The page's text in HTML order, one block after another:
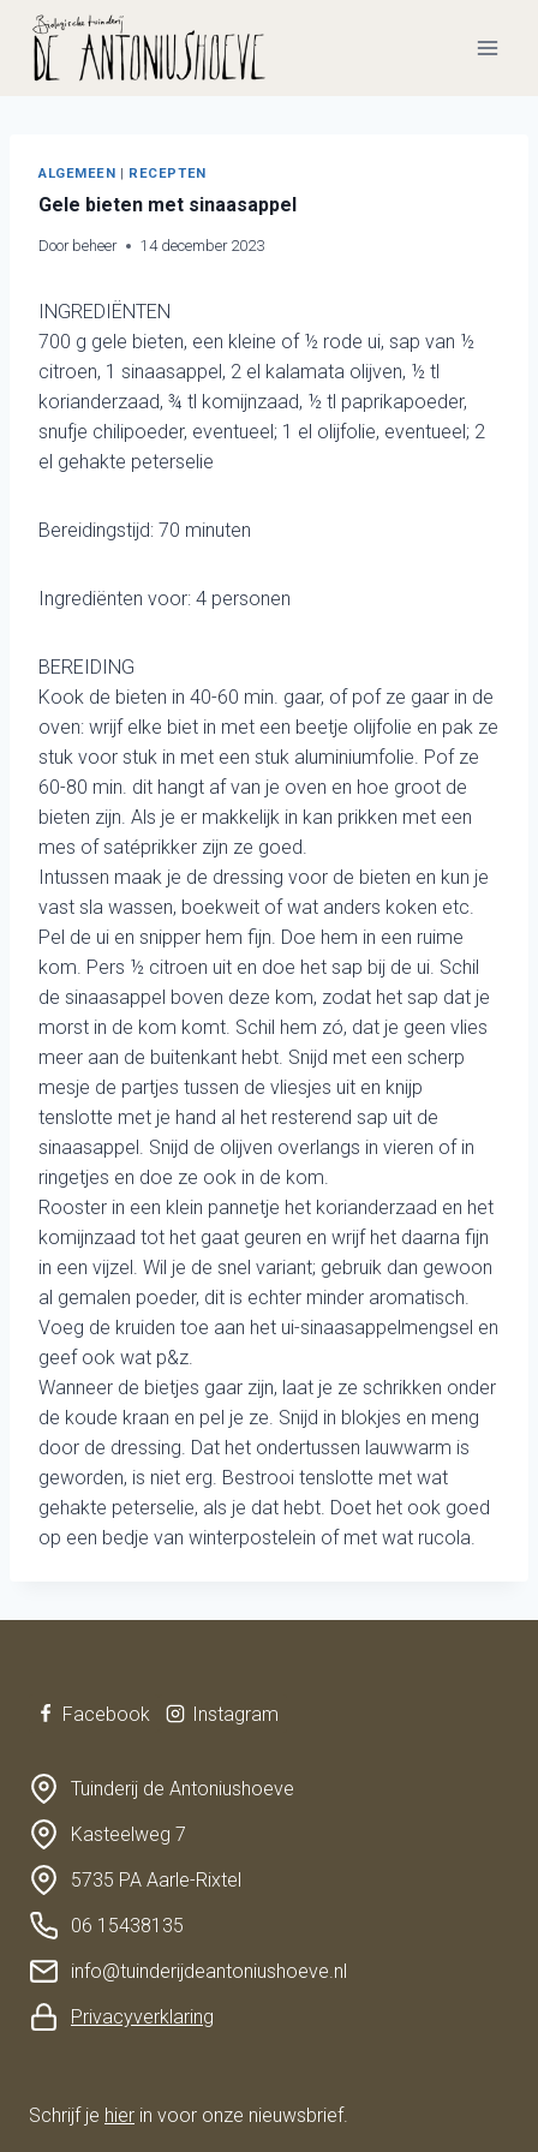
Doorgaan
naar
inhoud
ALGEMEEN | RECEPTEN
Gele bieten met sinaasappel
Door beheer 14 december 2023
INGREDIËNTEN
700 g gele bieten, een kleine of ½ rode ui, sap van ½
citroen, 1 sinaasappel, 2 el kalamata olijven, ½ tl
korianderzaad, ¾ tl komijnzaad, ½ tl paprikapoeder,
snufje chilipoeder, eventueel; 1 el olijfolie, eventueel; 2
el gehakte peterselie
Bereidingstijd: 70 minuten
Ingrediënten voor: 4 personen
BEREIDING
Kook de bieten in 40-60 min. gaar, of pof ze gaar in de
oven: wrijf elke biet in met een beetje olijfolie en pak ze
stuk voor stuk in met een stuk aluminiumfolie. Pof ze
60-80 min. dit hangt af van je oven en hoe groot de
bieten zijn. Als je er makkelijk in kan prikken met een
mes of satéprikker zijn ze goed.
Intussen maak je de dressing voor de bieten en kun je
vast sla wassen, boekweit of wat anders koken etc.
Pel de ui en snipper hem fijn. Doe hem in een ruime
kom. Pers ½ citroen uit en doe het sap bij de ui. Schil
de sinaasappel boven deze kom, zodat het sap dat je
morst in de kom komt. Schil hem zó, dat je geen vlies
meer aan de buitenkant hebt. Snijd met een scherp
mesje de partjes tussen de vliesjes uit en knijp
tenslotte met je hand al het resterend sap uit de
sinaasappel. Snijd de olijven overlangs in vieren of in
ringetjes en doe ze ook in de kom.
Rooster in een klein pannetje het korianderzaad en het
komijnzaad tot het gaat geuren en wrijf het daarna fijn
in een vijzel. Wil je de snel variant; gebruik dan gewoon
al gemalen poeder, dit is echter minder aromatisch.
Voeg de kruiden toe aan het ui-sinaasappelmengsel en
geef ook wat p&z.
Wanneer de bietjes gaar zijn, laat je ze schrikken onder
de koude kraan en pel je ze. Snijd in blokjes en meng
door de dressing. Dat het ondertussen lauwwarm is
geworden, is niet erg. Bestrooi tenslotte met wat
gehakte peterselie, als je dat hebt. Doet het ook goed
op een bedje van winterpostelein of met wat rucola.
Facebook Instagram
Tuinderij de Antoniushoeve
Kasteelweg 7
5735 PA Aarle-Rixtel
06 15438135
info@tuinderijdeantoniushoeve.nl
Privacyverklaring
Schrijf je hier in voor onze nieuwsbrief.